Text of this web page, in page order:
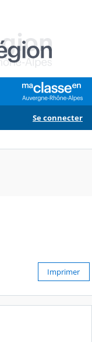
Se connecter
Imprimer